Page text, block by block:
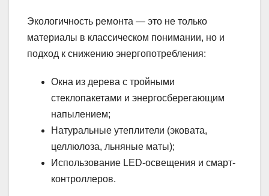
Экологичность ремонта — это не только
материалы в классическом понимании, но и
подход к снижению энергопотребления:
Окна из дерева с тройными
стеклопакетами и энергосберегающим
напылением;
Натуральные утеплители (эковата,
целлюлоза, льняные маты);
Использование LED-освещения и смарт-
контроллеров.